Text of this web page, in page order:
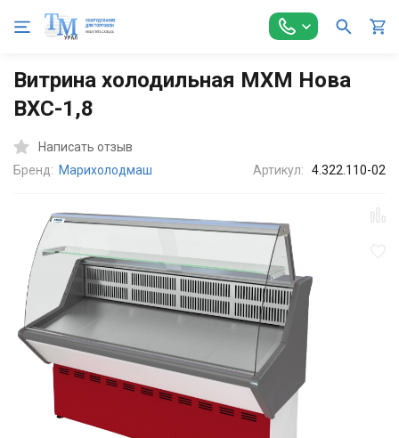
Главная Холодильное оборудование Витрины холодильные
Витрина холодильная МХМ Нова
ВХС-1,8
Написать отзыв
Бренд: Марихолодмаш Артикул: 4.322.110-02